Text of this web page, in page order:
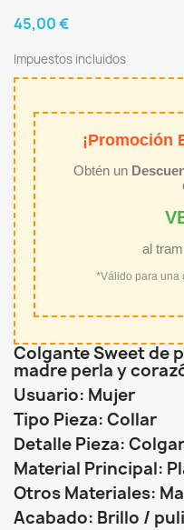
45,00 €
Impuestos incluidos
¡Promoción
Obtén un
al
*Válido para una
Colgante Sweet de
madre perla y
Usuario: Mujer
Tipo Pieza: Collar
Detalle Pieza:
Material Principal:
Otros Materiales:
Acabado: Brillo /